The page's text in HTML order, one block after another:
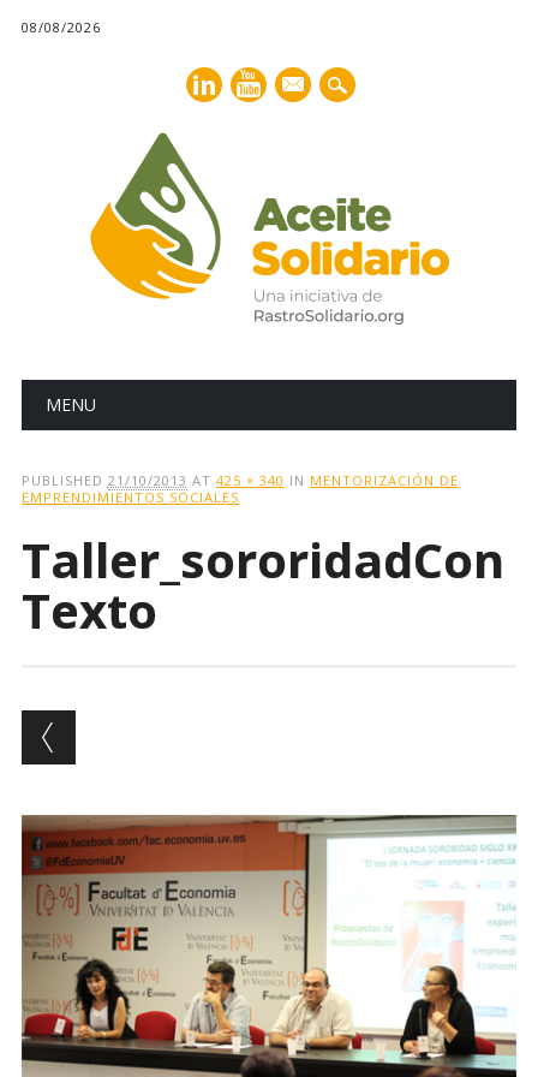
08/08/2026
mail
Main menu
MENU
PUBLISHED 21/10/2013 AT 425 × 340 IN MENTORIZACIÓN DE
EMPRENDIMIENTOS SOCIALES
Taller_sororidadCon
Texto